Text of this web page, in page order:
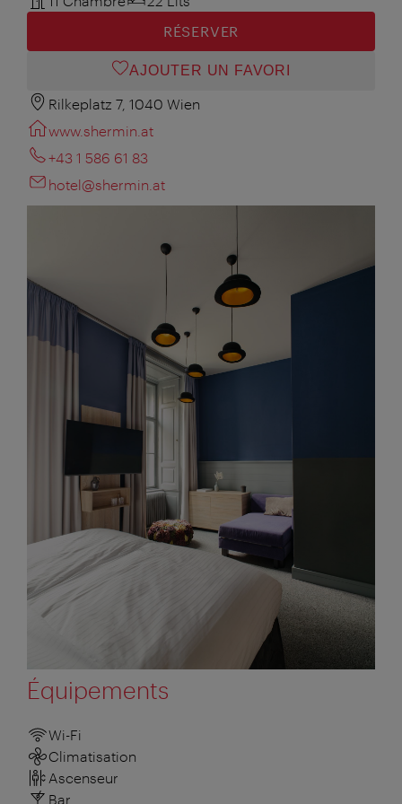
RÉSERVER
AJOUTER UN FAVORI
Rilkeplatz 7, 1040 Wien
www.shermin.at
+43 1 586 61 83
hotel@shermin.at
Équipements
Wi-Fi
Climatisation
Ascenseur
Bar